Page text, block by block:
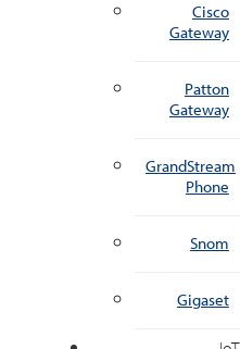
Cisco
Gateway
Patton
Gateway
GrandStream
Phone
Snom
Gigaset